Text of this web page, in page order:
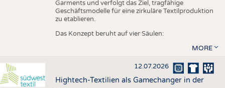
Garments und verfolgt das Ziel, tragfähige
Geschäftsmodelle für eine zirkuläre Textilproduktion
zu etablieren.
Das Konzept beruht auf vier Säulen:
MORE
12.07.2026
Hightech-Textilien als Gamechanger in der